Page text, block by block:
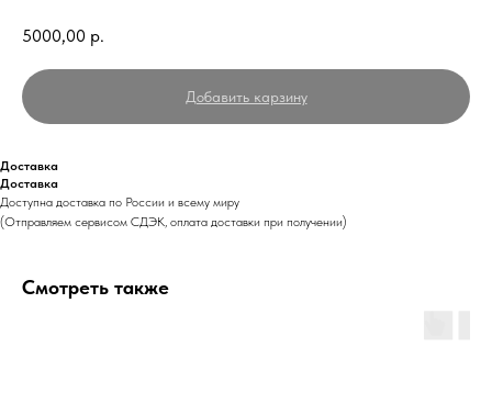
5000,00 р.
Добавить карзину
Доставка
Доставка
Доступна доставка по России и всему миру
(Отправляем сервисом СДЭК, оплата доставки при получении)
Смотреть также